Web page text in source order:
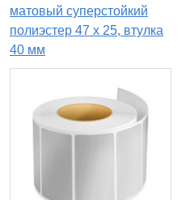
матовый суперстойкий
полиэстер 47 x 25, втулка
40 мм